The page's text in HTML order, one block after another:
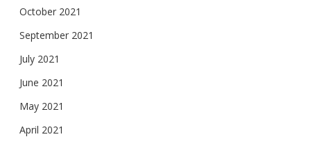
October 2021
September 2021
July 2021
June 2021
May 2021
April 2021